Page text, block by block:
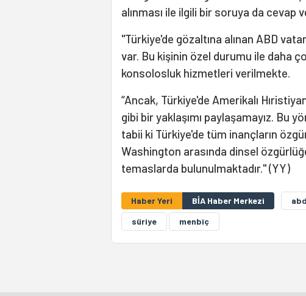
alınması ile ilgili bir soruya da cevap
"Türkiye'de gözaltına alınan ABD
var. Bu kişinin özel durumu ile daha
konsolosluk hizmetleri verilmekte.
“Ancak, Türkiye'de Amerikalı
gibi bir yaklaşımı paylaşamayız. Bu
tabii ki Türkiye'de tüm inançların
Washington arasında dinsel
temaslarda bulunulmaktadır." (YY)
Haber Yeri BİA Haber Merkezi abd
süriye
menbiç